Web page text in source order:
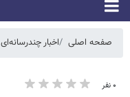
صفحه اصلی اخبار چندرسانه‌ای
۰ نفر